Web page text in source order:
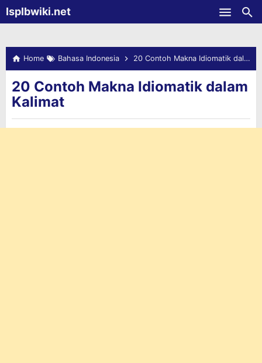
-->Isplbwiki.net
Home Bahasa Indonesia 20 Contoh Makna Idiomatik dalam Kalimat
20 Contoh Makna Idiomatik dalam
Kalimat